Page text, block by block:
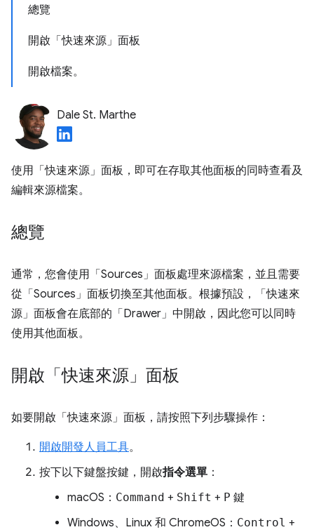
總覽
開啟「快速來源」面板
開啟檔案。
Dale St. Marthe
使用「快速來源」 面板，即可在存取其他面板的同時查看及
編輯來源檔案。
總覽
通常，您會使用「Sources」 面板處理來源檔案，並且需要
從「Sources」 面板切換至其他面板。根據預設，「快速來
源」 面板會在底部的「Drawer」 中開啟，因此您可以同時
使用其他面板。
開啟「快速來源」面板
如要開啟「快速來源」 面板，請按照下列步驟操作：
開啟開發人員工具。
按下以下鍵盤按鍵，開啟指令選單 ：
macOS： Command + Shift + P 鍵
Windows、Linux 和 ChromeOS： Control +